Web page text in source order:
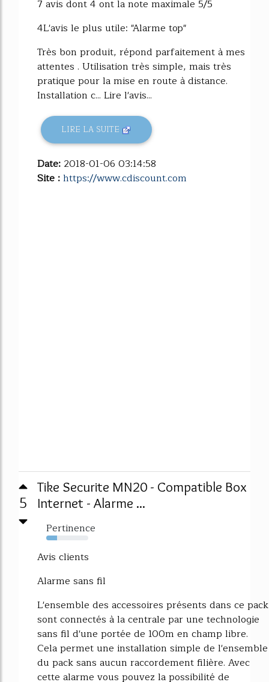
7 avis dont 4 ont la note maximale 5/5
4L'avis le plus utile: "Alarme top"
Très bon produit, répond parfaitement à mes
attentes . Utilisation très simple, mais très
pratique pour la mise en route à distance.
Installation c... Lire l'avis...
LIRE LA SUITE
Date: 2018-01-06 03:14:58
Site :https://www.cdiscount.com
5
Tike Securite MN20 - Compatible Box
Internet - Alarme ...
Pertinence
25%
Avis clients
Alarme sans fil
L'ensemble des accessoires présents dans ce pack
sont connectés à la centrale par une technologie
sans fil d'une portée de 100m en champ libre.
Cela permet une installation simple de l'ensemble
du pack sans aucun raccordement filière. Avec
cette alarme vous pouvez la possibilité de